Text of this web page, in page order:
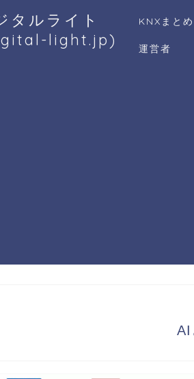
タルライト
light.jp)
KNXまとめ
運営者
AI